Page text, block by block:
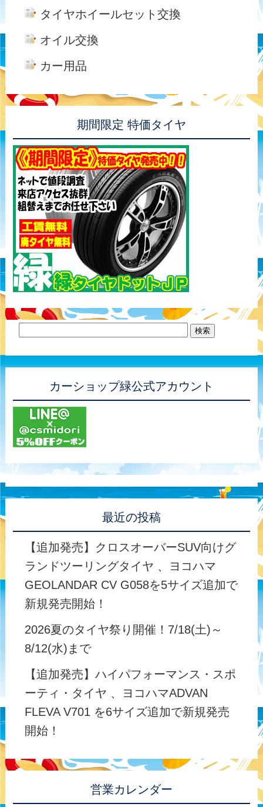
タイヤホイールセット交換
オイル交換
カー用品
期間限定 特価タイヤ
カーショップ緑公式アカウント
最近の投稿
【追加発売】クロスオーバーSUV向けグ
ランドツーリングタイヤ 、ヨコハマ
GEOLANDAR CV G058を5サイズ追加で
新規発売開始！
2026夏のタイヤ祭り開催！7/18(土)～
8/12(水)まで
【追加発売】ハイパフォーマンス・スポ
ーティ・タイヤ 、ヨコハマADVAN
FLEVA V701 を6サイズ追加で新規発売
開始！
営業カレンダー